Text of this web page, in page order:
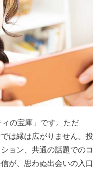
の宝庫」です。ただ
は縁は広がりません。投
ョン、共通の話題でのコ
が、思わぬ出会いの入口